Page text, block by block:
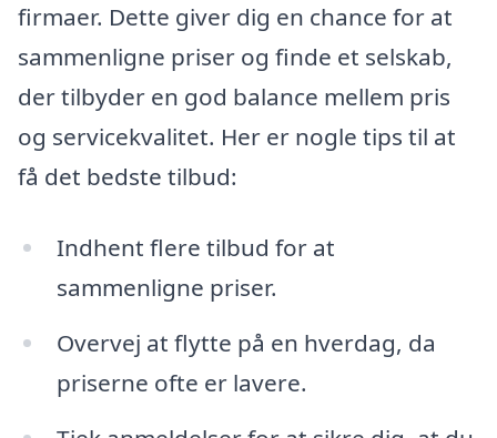
firmaer. Dette giver dig en chance for at
sammenligne priser og finde et selskab,
der tilbyder en god balance mellem pris
og servicekvalitet. Her er nogle tips til at
få det bedste tilbud:
Indhent flere tilbud for at
sammenligne priser.
Overvej at flytte på en hverdag, da
priserne ofte er lavere.